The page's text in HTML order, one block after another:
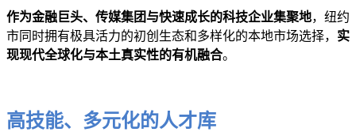
作为金融巨头、传媒集团与快速成长的科技企业集聚地，纽约
市同时拥有极具活力的初创生态和多样化的本地市场选择， 实
现现代全球化与本土真实性的有机融合。
高技能、多元化的人才库